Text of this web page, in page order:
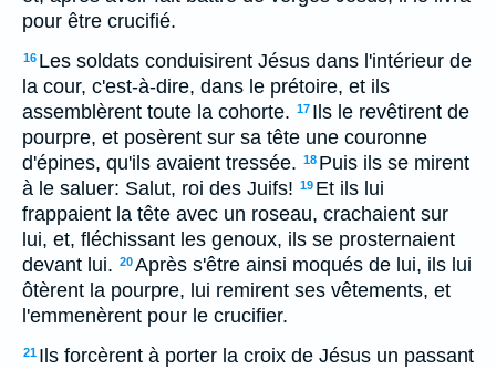
pour être crucifié.
16 Les soldats conduisirent Jésus dans l'intérieur de
la cour, c'est-à-dire, dans le prétoire, et ils
assemblèrent toute la cohorte. 17 Ils le revêtirent de
pourpre, et posèrent sur sa tête une couronne
d'épines, qu'ils avaient tressée. 18 Puis ils se mirent
à le saluer: Salut, roi des Juifs! 19 Et ils lui
frappaient la tête avec un roseau, crachaient sur
lui, et, fléchissant les genoux, ils se prosternaient
devant lui. 20Après s'être ainsi moqués de lui, ils lui
ôtèrent la pourpre, lui remirent ses vêtements, et
l'emmenèrent pour le crucifier.
21 Ils forcèrent à porter la croix de Jésus un passant